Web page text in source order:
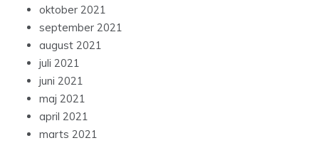
oktober 2021
september 2021
august 2021
juli 2021
juni 2021
maj 2021
april 2021
marts 2021